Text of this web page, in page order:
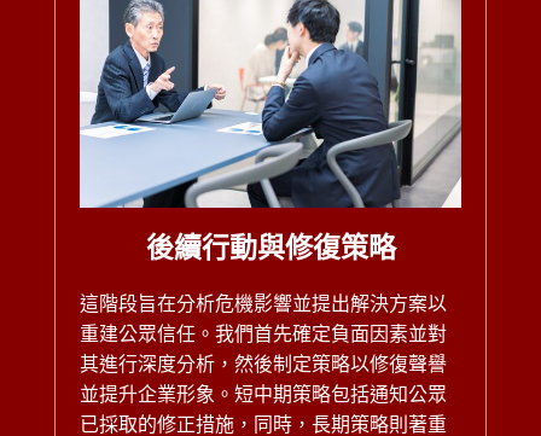
後續行動與修復策略
這階段旨在分析危機影響並提出解決方案以
重建公眾信任。我們首先確定負面因素並對
其進行深度分析，然後制定策略以修復聲譽
並提升企業形象。短中期策略包括通知公眾
已採取的修正措施，同時，長期策略則著重